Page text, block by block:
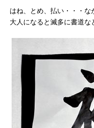
はね、とめ、払い・・・な
大人になると滅多に書道な